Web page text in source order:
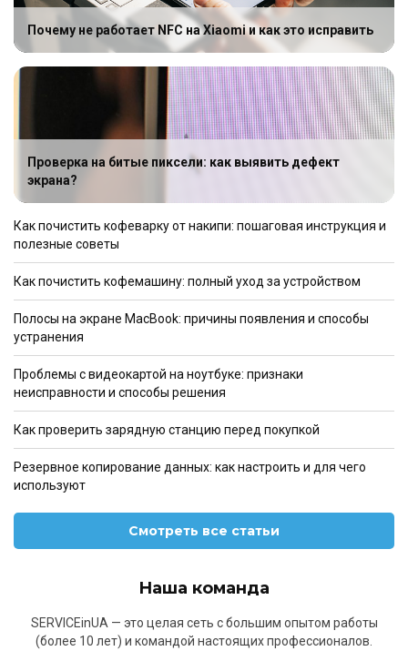
Почему не работает NFC на Xiaomi и как это исправить
Проверка на битые пиксели: как выявить дефект
экрана?
Как почистить кофеварку от накипи: пошаговая инструкция и
полезные советы
Как почистить кофемашину: полный уход за устройством
Полосы на экране MacBook: причины появления и способы
устранения
Проблемы с видеокартой на ноутбуке: признаки
неисправности и способы решения
Как проверить зарядную станцию перед покупкой
Резервное копирование данных: как настроить и для чего
используют
Смотреть все статьи
Наша команда
SERVICEinUA — это целая сеть с большим опытом работы
(более 10 лет) и командой настоящих профессионалов.